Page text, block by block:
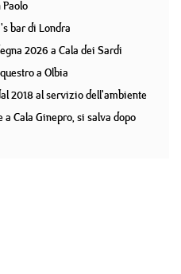
bar di Londra
2026 a Cala dei Sardi
a Olbia
2018 al servizio dell'ambiente
Cala Ginepro, si salva dopo